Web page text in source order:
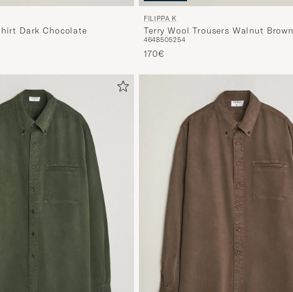
Dark Chocolate
FILIPPA K
Terry Wool Trousers Walnut Brown
4648505254
170€